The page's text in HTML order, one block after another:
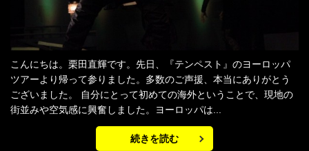
こんにちは。栗田直輝です。先日、『テンペスト』のヨーロッパ
ツアーより帰って参りました。多数のご声援、本当にありがとう
ございました。 自分にとって初めての海外ということで、現地の
街並みや空気感に興奮しました。ヨーロッパは...
続きを読む